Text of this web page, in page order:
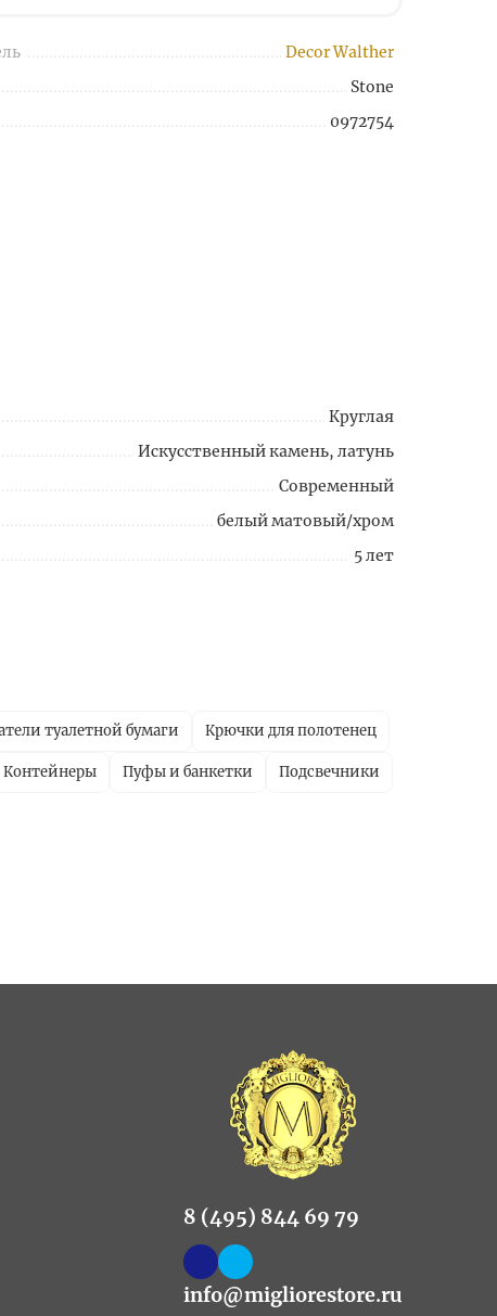
Decor Walther
Stone
0972754
Круглая
Искусственный камень, латунь
Современный
белый матовый/хром
5 лет
туалетной бумаги Крючки для полотенец
Контейнеры Пуфы и банкетки Подсвечники
8 (495) 844 69 79
info@migliorestore.ru